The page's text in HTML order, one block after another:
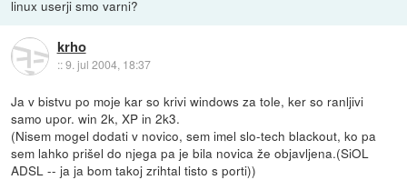
linux userji smo varni?
krho
::9. jul 2004, 18:37
Ja v bistvu po moje kar so krivi windows za tole, ker so ranljivi
samo upor. win 2k, XP in 2k3.
(Nisem mogel dodati v novico, sem imel slo-tech blackout, ko pa
sem lahko prišel do njega pa je bila novica že objavljena.(SiOL
ADSL -- ja ja bom takoj zrihtal tisto s porti))